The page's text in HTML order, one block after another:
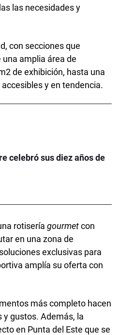
las necesidades y
con secciones que
amplia área de
de exhibición, hasta una
y en tendencia.
celebró sus diez años de
rotiseríagourmetcon
en una zona de
exclusivas para
amplía su oferta con
más completo hacen
y gustos. Además, la
en Punta del Este que se